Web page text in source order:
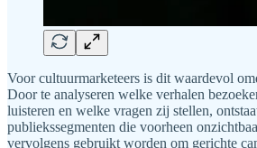
Voor cultuurmarketeers is dit waardevol
Door te analyseren welke verhalen
luisteren en welke vragen zij stellen,
publiekssegmenten die voorheen
vervolgens gebruikt worden om gerichte